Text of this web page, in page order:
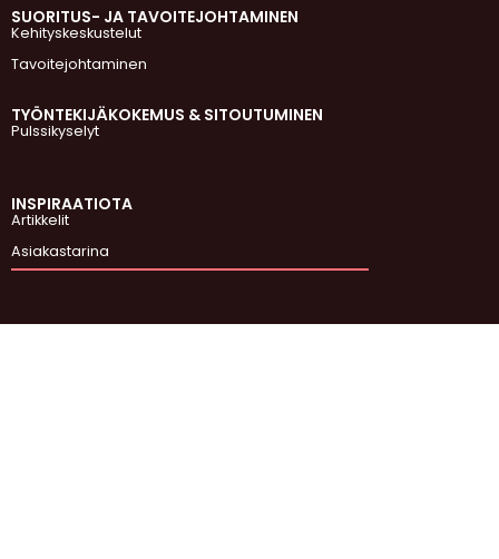
SUORITUS- JA TAVOITEJOHTAMINEN
Kehityskeskustelut
Tavoitejohtaminen
TYÖNTEKIJÄKOKEMUS & SITOUTUMINEN
Pulssikyselyt
INSPIRAATIOTA
Artikkelit
Asiakastarina